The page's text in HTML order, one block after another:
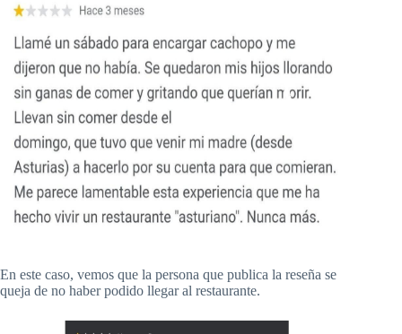
En este caso, vemos que la persona que publica la reseña se
queja de no haber podido llegar al restaurante.